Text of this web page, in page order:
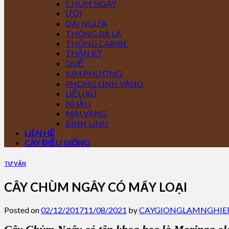
CHÙM NGÂY
ƯƠI
DÁI NGỰA
THÔNG BA LÁ
THÔNG CARIBE
THẦN KỲ
QUẾ
KIM PHƯỢNG
PHONG LINH VÀNG
LIỄU RŨ
NHÀU
MAI VÀNG
BÌNH LINH
LIÊN HỆ
CÂY ĐIỀU GIỐNG
TƯ VẤN
CÂY CHÙM NGÂY CÓ MẤY LOẠI
Posted on02/12/201711/08/2021 by